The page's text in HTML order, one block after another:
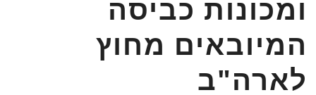
ומכונות כביסה
המיובאים מחוץ
לארה"ב